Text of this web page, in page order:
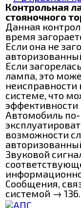
Контрольная
стояночного
Данная
время
Если она не
Если
лампа, это
неисправности
системе, что
Автомобиль
возможности
Звуковой
Сообщения,
системой → 136.